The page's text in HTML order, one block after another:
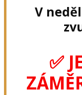
V
✅